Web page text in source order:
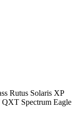
Rutus Solaris XP
Spectrum Eagle